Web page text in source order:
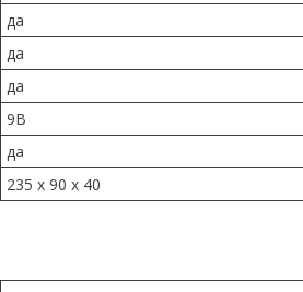
да
да
да
9В
да
235 х 90 х 40